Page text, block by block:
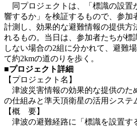
同プロジェクトは、「標識の設置
響するか」を検証するもので、参加
計測し、効果的な避難情報の提供方
れるもの。当日は、参加者たちが標
しない場合の2組に分かれて、避難
て約2kmの道のりを歩く。
■プロジェクト詳細
【プロジェクト名】
津波災害情報の効果的な提供のた
の仕組みと準天頂衛星の活用システ
【概 要】
津波の避難経路に「標識を設置す